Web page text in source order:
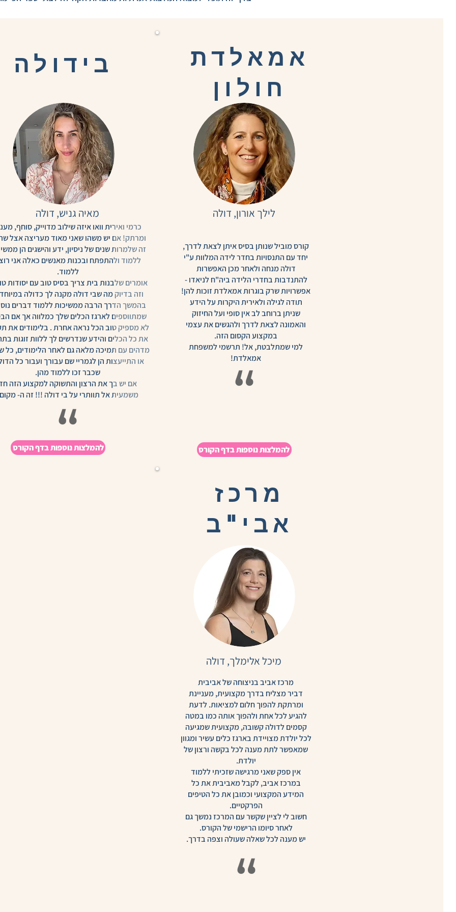
בידולה
מאיה גניש, דולה
כרמי ואירית וואו איזה שילוב מדוייק, סוחף,
ומרתק! אם יש משהו שאני מאוד מעריצה אצל
זה שלמרות שנים של ניסיון, ידע והישגים הן
ללמוד ולהתפתח ובכנות מאנשים כאלה אני
ללמוד.
אומרים שלבנות בית צריך בסיס טוב עם יסודות
וזה בדיוק מה שבי דולה מקנה לך כדולה
בהמשך הדרך הרבה ממשיכות ללמוד דברים
שמתווספים לארגז הכלים שלך כמלווה אך אם
לא מספיק טוב הכל נראה אחרת . בלימודים את
את כל הכלים והידע שנדרשים לך ללוות זוגות
מדהים עם תמיכה מלאה גם לאחר הלימודים, כל
או התייעצות הן לגמריי שם עבורך ועבור כל
שכבר זכו ללמוד מהן.
אם יש בך את הרצון והתשוקה למקצוע הזה
משמעית אל תוותרי על בי דולה !!! זה ה-
להמלצות נוספות בדף הקורס
אמאלדת
חולון
לילך אורון, דולה
קורס מוביל שנותן בסיס איתן לצאת לדרך,
יחד עם התנסויות בחדר לידה המלוות ע"י
דולה מנחה ולאחר מכן האפשרות
להתנדבות בחדרי הלידה ביה"ח לניאדו -
אפשרויות שרק בוגרות אמאלדת זוכות להן!
תודה לגילה ולאירית היקרות על הידע
שניתן ברוחב לב אין סופי ועל החיזוק
והאמונה לצאת לדרך ולהגשים את עצמי
במקצוע הקסום הזה.
למי שמתלבטת, אל! תרשמי למשפחת
אמאלדת!
להמלצות נוספות בדף הקורס
מרכז
אבי"ב
מיכל אלימלך, דולה
מרכז אביב בניצוחה של אביבית
דביר מצליח בדרך מקצועית, מעניינת
ומרתקת להפוך חלום למציאות. לדעת
להגיע לכל אחת ולהפוך אותה כמו במטה
קסמים לדולה קשובה, מקצועית שמגיעה
לכל יולדת מצויידת בארגז כלים עשיר ומגוון
שמאפשר לתת מענה לכל בקשה ורצון של
יולדת.
אין ספק שאני מרגישה שזכיתי ללמוד
במרכז אביב, לקבל מאביבית את כל
המידע המקצועי וכמובן את כל הטיפים
הפרקטיים.
חשוב לי לציין שקשר עם המרכז נמשך גם
לאחר סיומו הרישמי של הקורס.
יש מענה לכל שאלה שעולה וצפה בדרך.